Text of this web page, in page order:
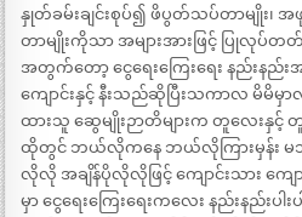
နှုတ်ခမ်းချင်းစုပ်၍ ဖိပွတ်သပ်တာမျိုး၊
တာမျိုးကိုသာ အများအားဖြင့် ပြုလု
အတွက်တော့ ငွေရေးကြေးရေး နည်းနည်
ကျောင်းနှင့် နီးသည်ဆိုပြီးသကာလ မိမိမှ
ထားသူ ဆွေမျိုးဉာတိများက တူလေးနှ
ထိုတွင် ဘယ်လိုကနေ ဘယ်လိုကြားမှန်း မ
လိုလို အချိန်ပိုလိုလိုဖြင့် ကျောင်းသား က
မှာ ငွေရေးကြေးရေးကလေး နည်းနည်းပါ